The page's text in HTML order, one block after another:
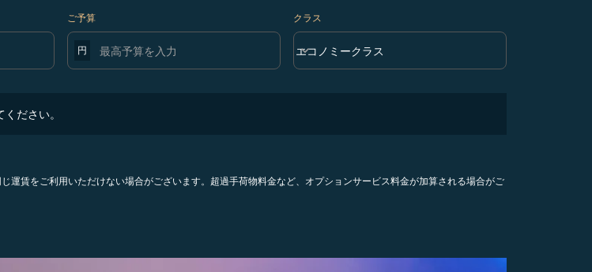
ご予算
円
クラス
クラス option エコノミークラス Selected
エコノミークラス
keyboard_arrow_down
ださい。
賃をご利用いただけない場合がございます。超過手荷物料金など、オプションサービス料金が加算される場合がご